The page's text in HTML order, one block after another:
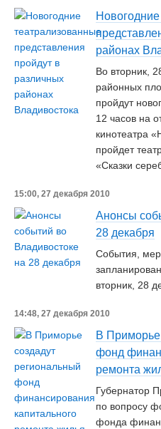
районах
Во вторник,
районных
пройдут
12 часов на
кинотеатра
пройдет
«Сказки
15:00, 27 декабря 2010
Анонсы
28 декабря
События,
вторник, 28
14:48, 27 декабря 2010
В Приморье
фонд
ремонта
Губернатор
по вопросу
фонда